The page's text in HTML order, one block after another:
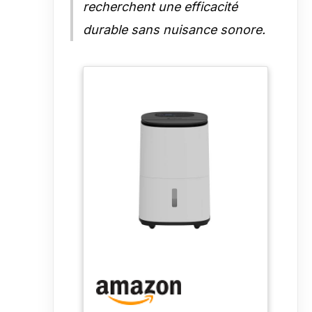
recherchent une efficacité
durable sans nuisance sonore.